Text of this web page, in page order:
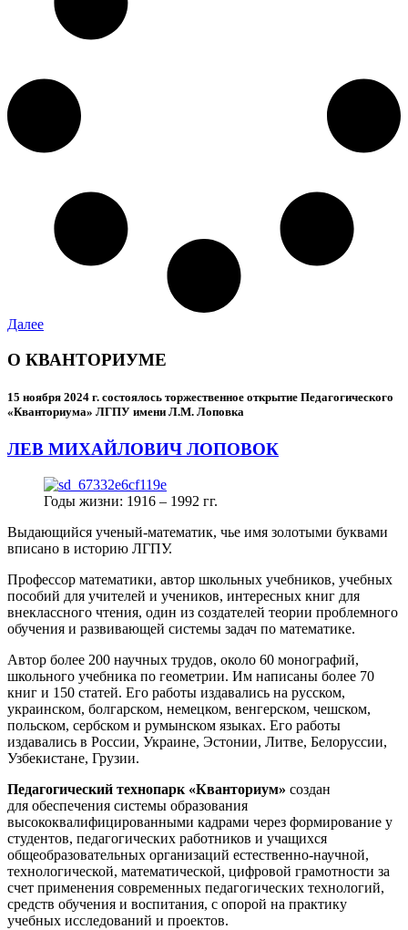
Далее
О КВАНТОРИУМЕ
15 ноября 2024 г. состоялось торжественное открытие Педагогического
«Кванториума» ЛГПУ имени Л.М. Лоповка
ЛЕВ МИХАЙЛОВИЧ ЛОПОВОК
Годы жизни: 1916 – 1992 гг.
Выдающийся ученый-математик, чье имя золотыми буквами
вписано в историю ЛГПУ.
Профессор математики, автор школьных учебников, учебных
пособий для учителей и учеников, интересных книг для
внеклассного чтения, один из создателей теории проблемного
обучения и развивающей системы задач по математике.
Автор более 200 научных трудов, около 60 монографий,
школьного учебника по геометрии. Им написаны более 70
книг и 150 статей. Его работы издавались на русском,
украинском, болгарском, немецком, венгерском, чешском,
польском, сербском и румынском языках. Его работы
издавались в России, Украине, Эстонии, Литве, Белоруссии,
Узбекистане, Грузии.
Педагогический технопарк «Кванториум» создан
для обеспечения системы образования
высококвалифицированными кадрами через формирование у
студентов, педагогических работников и учащихся
общеобразовательных организаций естественно-научной,
технологической, математической, цифровой грамотности за
счет применения современных педагогических технологий,
средств обучения и воспитания, с опорой на практику
учебных исследований и проектов.